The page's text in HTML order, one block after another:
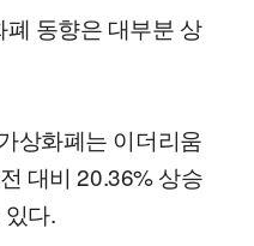
동향은 대부분 상
상화폐는 이더리움
대비 20.36% 상승
다.